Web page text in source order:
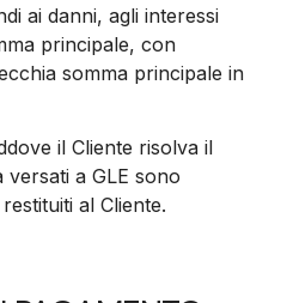
ai danni, agli interessi
principale, con
somma principale in
il Cliente risolva il
a GLE sono
al Cliente.